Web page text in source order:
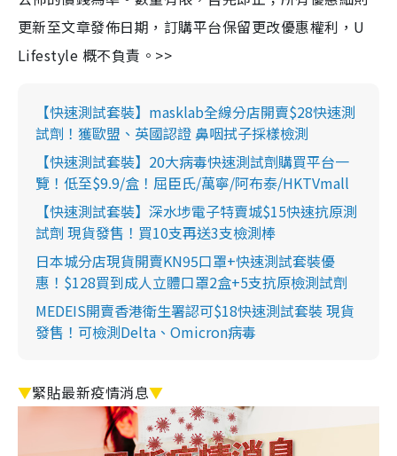
更新至文章發佈日期，訂購平台保留更改優惠權利，U
Lifestyle 概不負責。>>
【快速測試套裝】masklab全線分店開賣$28快速測
試劑！獲歐盟、英國認證 鼻咽拭子採樣檢測
【快速測試套裝】20大病毒快速測試劑購買平台一
覽！低至$9.9/盒！屈臣氏/萬寧/阿布泰/HKTVmall
【快速測試套裝】深水埗電子特賣城$15快速抗原測
試劑 現貨發售！買10支再送3支檢測棒
日本城分店現貨開賣KN95口罩+快速測試套裝優
惠！$128買到成人立體口罩2盒+5支抗原檢測試劑
MEDEIS開賣香港衛生署認可$18快速測試套裝 現貨
發售！可檢測Delta、Omicron病毒
▼緊貼最新疫情消息▼